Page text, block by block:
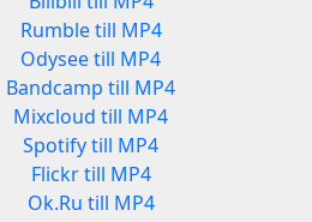
Rumble till MP4
Odysee till MP4
Bandcamp till MP4
Mixcloud till MP4
Spotify till MP4
Flickr till MP4
Ok.Ru till MP4